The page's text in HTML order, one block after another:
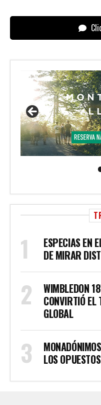
ESPECIAS EN
DE MIRAR
WIMBLEDON
CONVIRTIÓ EL
GLOBAL
LOS OPUESTOS